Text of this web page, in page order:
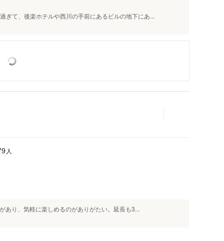
ぎて、後楽ホテルや西川の手前にあるビルの地下にあ...
人
あり、気軽に楽しめるのがありがたい。延長も3...